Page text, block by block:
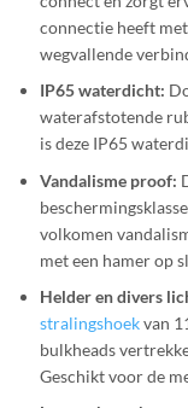
connectie heeft
wegvallende
IP65 waterdicht:
waterafstotende
is deze IP65
Vandalisme proof:
volkomen
met een hamer op
Helder en divers
stralingshoekvan
bulkheads
Geschikt voor de